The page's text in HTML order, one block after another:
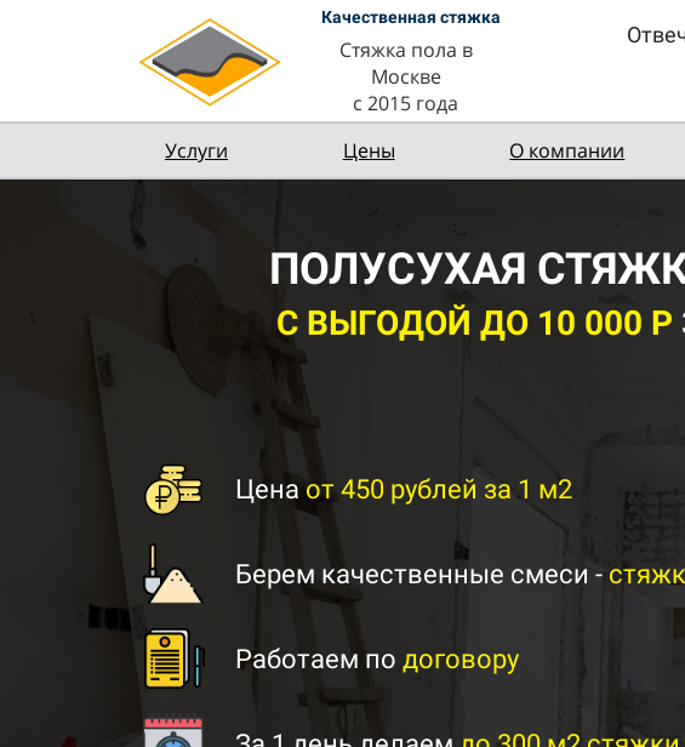
Качественная стяжка
Стяжка пола в
Москве
с 2015 года
Услуги Цены О компании
ПОЛУСУХАЯ
С ВЫГОДОЙ ДО 10 000 Р
Ценаот 450 рублей за 1 м2
Берем качественные смеси -
Работаем по договору